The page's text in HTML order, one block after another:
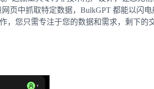
页中抓取特定数据，BulkGPT 都能以闪
您只需专注于您的数据和需求，剩下的